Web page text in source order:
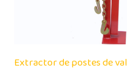
Extractor de postes de